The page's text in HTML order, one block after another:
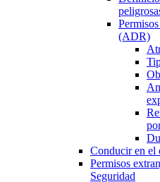
(ADR)
Conducir en el
Permisos
Seguridad